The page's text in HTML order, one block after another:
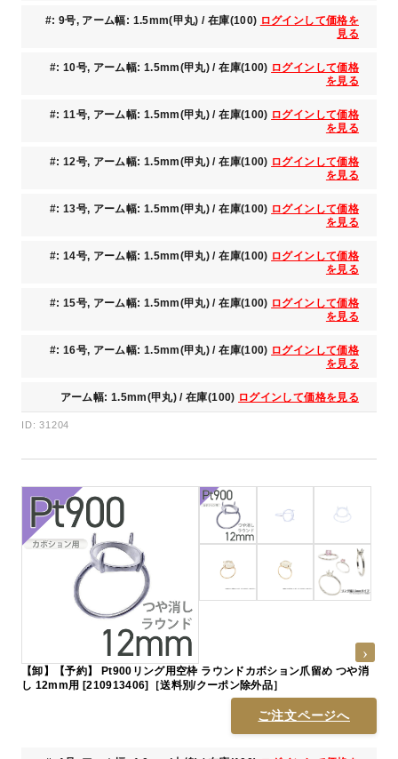
#: 9号, アーム幅: 1.5mm(甲丸) / 在庫(100) ログインして価格を
見る
#: 10号, アーム幅: 1.5mm(甲丸) / 在庫(100) ログインして価格
を見る
#: 11号, アーム幅: 1.5mm(甲丸) / 在庫(100) ログインして価格
を見る
#: 12号, アーム幅: 1.5mm(甲丸) / 在庫(100) ログインして価格
を見る
#: 13号, アーム幅: 1.5mm(甲丸) / 在庫(100) ログインして価格
を見る
#: 14号, アーム幅: 1.5mm(甲丸) / 在庫(100) ログインして価格
を見る
#: 15号, アーム幅: 1.5mm(甲丸) / 在庫(100) ログインして価格
を見る
#: 16号, アーム幅: 1.5mm(甲丸) / 在庫(100) ログインして価格
を見る
アーム幅: 1.5mm(甲丸) / 在庫(100) ログインして価格を見る
ID: 31204
【卸】【予約】 Pt900リング用空枠 ラウンドカボション爪留め つや消
し 12mm用 [210913406]［送料別/クーポン除外品］
ご注文ページへ